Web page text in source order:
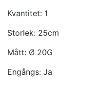
Kvantitet: 1
Storlek: 25cm
Mått: Ø 20G
Engångs: Ja